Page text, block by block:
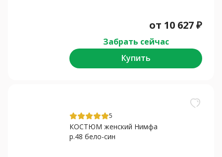
от 10 627₽
Забрать сейчас
Купить
5
КОСТЮМ женский Нимфа
р.48 бело-син